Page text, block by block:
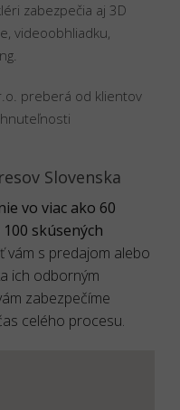
zabezpečia aj 3D
videoobhliadku,
preberá od klientov
Slovenska
vo viac ako 60
skúsených
s predajom alebo
ich odborným
zabezpečíme
celého procesu.